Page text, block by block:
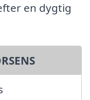
en dygtig